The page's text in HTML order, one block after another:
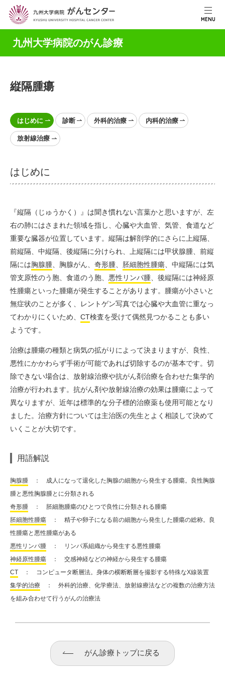
MENU
九州大学病院のがん診療
縦隔腫瘍
はじめに 診断 外科的治療 内科的治療
放射線治療
はじめに
『縦隔（じゅうかく）』は聞き慣れない言葉かと思いますが、左
右の肺にはさまれた領域を指し、心臓や大血管、気管、食道など
重要な臓器が位置しています。縦隔は解剖学的にさらに上縦隔、
前縦隔、中縦隔、後縦隔に分けられ、上縦隔には甲状腺腫、前縦
隔には胸腺腫 、胸腺がん、 奇形腫 胚細胞性腫瘍 、中縦隔には気
管支原性のう胞、食道のう胞、 悪性リンパ腫 、後縦隔には神経原
性腫瘍といった腫瘍が発生することがあります。腫瘍が小さいと
無症状のことが多く、レントゲン写真では心臓や大血管に重なっ
てわかりにくいため、 CT検査を受けて偶然見つかることも多い
ようです。
治療は腫瘍の種類と病気の拡がりによって決まりますが、良性、
悪性にかかわらず手術が可能であれば切除するのが基本です。切
除できない場合は、放射線治療や抗がん剤治療を合わせた集学的
治療が行われます。抗がん剤や放射線治療の効果は腫瘍によって
異なりますが、近年は標準的な分子標的治療薬も使用可能となり
ました。治療方針については主治医の先生とよく相談して決めて
いくことが大切です。
用語解説
胸腺腫 ： 成人になって退化した胸腺の細胞から発生する腫瘍。良性胸腺
腫と悪性胸腺腫とに分類される
奇形腫 ： 胚細胞腫瘍のひとつで良性に分類される腫瘍
胚細胞性腫瘍 ： 精子や卵子になる前の細胞から発生した腫瘍の総称。良
性腫瘍と悪性腫瘍がある
悪性リンパ腫 ： リンパ系組織から発生する悪性腫瘍
神経原性腫瘍 ： 交感神経などの神経から発生する腫瘍
CT ： コンピュータ断層法。身体の横断断層を撮影する特殊なX線装置
集学的治療 ： 外科的治療、化学療法、放射線療法などの複数の治療方法
を組み合わせて行うがんの治療法
がん診療トップに戻る